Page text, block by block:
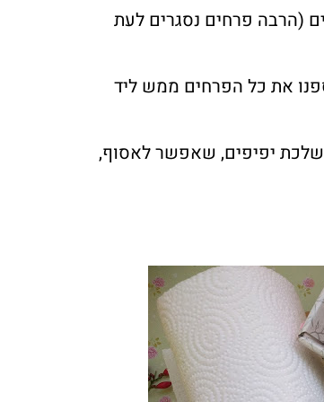
(הרבה פרחים נסגרים לעת
את כל הפרחים ממש ליד
שלכת יפיפים, שאפשר לאסוף,